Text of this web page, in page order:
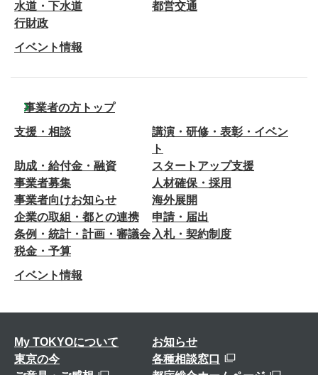
水道・下水道
都営交通
行財政
イベント情報
事業者の方トップ
支援・相談
講演・研修・表彰・イベン
ト
助成・給付金・融資
スタートアップ支援
事業者募集
人材確保・採用
事業者向けお知らせ
海外展開
企業の取組・都との連携
申請・届出
条例・統計・計画・審議会 入札・契約制度
税金・予算
イベント情報
My TOKYOについて
お知らせ
東京の今
各種相談窓口